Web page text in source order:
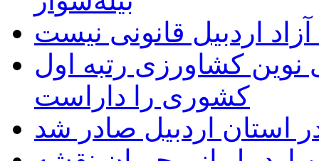
اردبیل قانونی نیست
نوین کشاورزی رتبه اول
کشوری را داراست
استان اردبیل صادر شد